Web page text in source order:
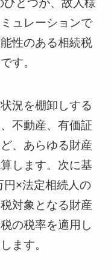
とつが、故人様
ュレーションで
性のある相続税
す。
況を棚卸しする
不動産、有価証
、あらゆる財産
します。次に基
×法定相続人の
対象となる財産
の税率を適用し
ます。